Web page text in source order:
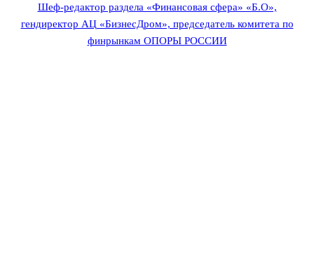
Шеф-редактор раздела «Финансовая сфера» «Б.О»,
гендиректор АЦ «БизнесДром», председатель комитета по
финрынкам ОПОРЫ РОССИИ